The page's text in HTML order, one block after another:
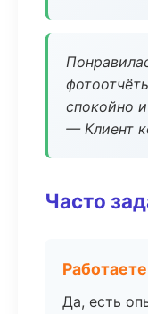
спокойно
— Клиент
Часто
Да, есть